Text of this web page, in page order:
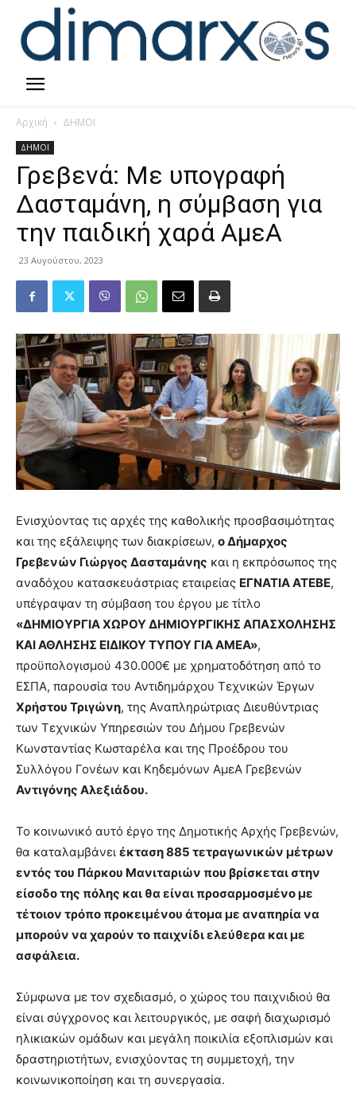
Αρχική ΔΗΜΟΙ
ΔΗΜΟΙ
Γρεβενά: Με υπογραφή
Δασταμάνη, η σύμβαση για
την παιδική χαρά ΑμεΑ
23 Αυγούστου, 2023
Ενισχύοντας τις αρχές της καθολικής προσβασιμότητας
και της εξάλειψης των διακρίσεων, ο Δήμαρχος
Γρεβενών Γιώργος Δασταμάνης και η εκπρόσωπος της
αναδόχου κατασκευάστριας εταιρείας ΕΓΝΑΤΙΑ ΑΤΕΒΕ,
υπέγραψαν τη σύμβαση του έργου με τίτλο
«ΔHMIOΥΡΓΙΑ ΧΩΡΟΥ ΔΗΜΙΟΥΡΓΙΚΗΣ ΑΠΑΣΧΟΛΗΣΗΣ
ΚΑΙ ΑΘΛΗΣΗΣ ΕΙΔΙΚΟΥ ΤΥΠΟΥ ΓΙΑ ΑΜΕΑ»,
προϋπολογισμού 430.000€ με χρηματοδότηση από το
ΕΣΠΑ, παρουσία του Αντιδημάρχου Τεχνικών Έργων
Χρήστου Τριγώνη, της Αναπληρώτριας Διευθύντριας
των Τεχνικών Υπηρεσιών του Δήμου Γρεβενών
Κωνσταντίας Κωσταρέλα και της Προέδρου του
Συλλόγου Γονέων και Κηδεμόνων ΑμεΑ Γρεβενών
Αντιγόνης Αλεξιάδου.
Το κοινωνικό αυτό έργο της Δημοτικής Αρχής Γρεβενών,
θα καταλαμβάνει έκταση 885 τετραγωνικών μέτρων
εντός του Πάρκου Μανιταριών που βρίσκεται στην
είσοδο της πόλης και θα είναι προσαρμοσμένο με
τέτοιον τρόπο προκειμένου άτομα με αναπηρία να
μπορούν να χαρούν το παιχνίδι ελεύθερα και με
ασφάλεια.
Σύμφωνα με τον σχεδιασμό, ο χώρος του παιχνιδιού θα
είναι σύγχρονος και λειτουργικός, με σαφή διαχωρισμό
ηλικιακών ομάδων και μεγάλη ποικιλία εξοπλισμών και
δραστηριοτήτων, ενισχύοντας τη συμμετοχή, την
κοινωνικοποίηση και τη συνεργασία.